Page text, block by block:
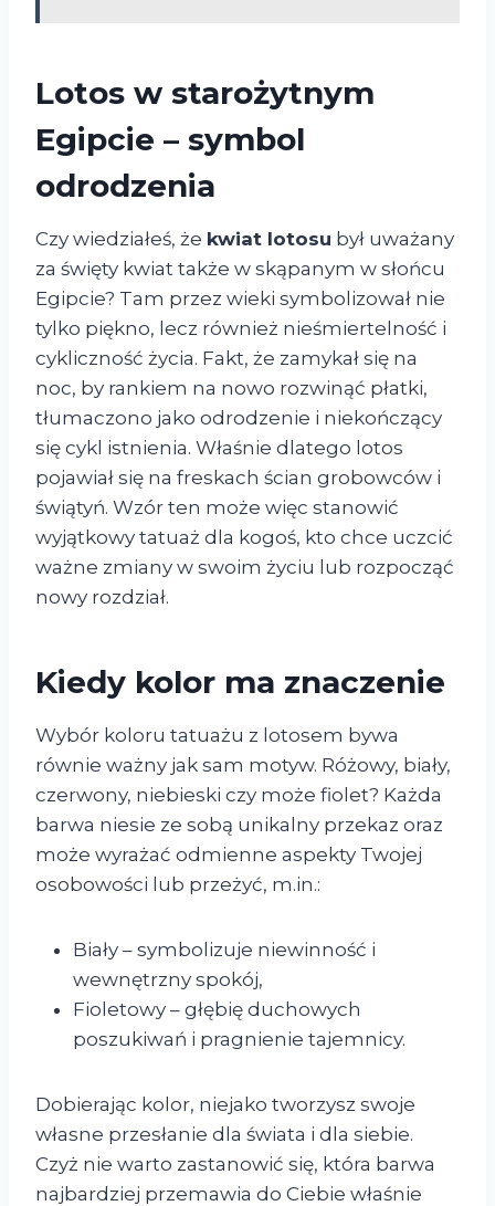
Lotos w starożytnym
Egipcie – symbol
odrodzenia
Czy wiedziałeś, że kwiat lotosu był uważany
za święty kwiat także w skąpanym w słońcu
Egipcie? Tam przez wieki symbolizował nie
tylko piękno, lecz również nieśmiertelność i
cykliczność życia. Fakt, że zamykał się na
noc, by rankiem na nowo rozwinąć płatki,
tłumaczono jako odrodzenie i niekończący
się cykl istnienia. Właśnie dlatego lotos
pojawiał się na freskach ścian grobowców i
świątyń. Wzór ten może więc stanowić
wyjątkowy tatuaż dla kogoś, kto chce uczcić
ważne zmiany w swoim życiu lub rozpocząć
nowy rozdział.
Kiedy kolor ma znaczenie
Wybór koloru tatuażu z lotosem bywa
równie ważny jak sam motyw. Różowy, biały,
czerwony, niebieski czy może fiolet? Każda
barwa niesie ze sobą unikalny przekaz oraz
może wyrażać odmienne aspekty Twojej
osobowości lub przeżyć, m.in.:
Biały – symbolizuje niewinność i
wewnętrzny spokój,
Fioletowy – głębię duchowych
poszukiwań i pragnienie tajemnicy.
Dobierając kolor, niejako tworzysz swoje
własne przesłanie dla świata i dla siebie.
Czyż nie warto zastanowić się, która barwa
najbardziej przemawia do Ciebie właśnie